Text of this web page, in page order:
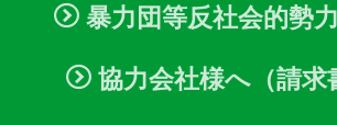
暴力団等反社会的勢
協力会社様へ（請求